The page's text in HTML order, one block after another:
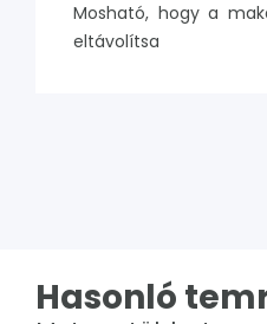
Mosható, hogy a
eltávolítsa
Hasonló